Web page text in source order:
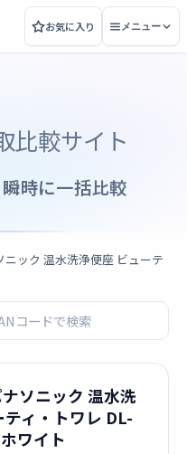
お気に入り メニュー
比較サイト
時に一括比較
ニック 温水洗浄便座 ビューテ
ソニック 温水洗
ィ・トワレ DL-
ワイト